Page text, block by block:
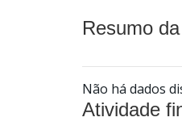
Resumo
Não há dados
Atividade